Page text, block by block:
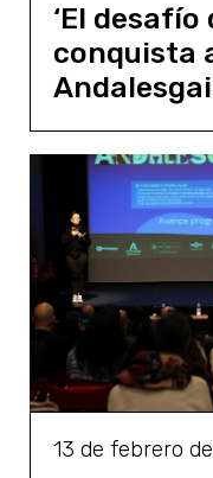
‘El desafío
conquista
retrato de
13 de febrero